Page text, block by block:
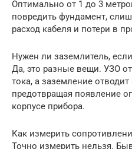
Оптимально от 1 до 3
повредить фундамент,
расход кабеля и потери в
Нужен ли заземлитель,
Да, это разные вещи. УЗО
тока, а заземление
предотвращая появление
корпусе прибора.
Как измерить
Точно измерить нельзя.